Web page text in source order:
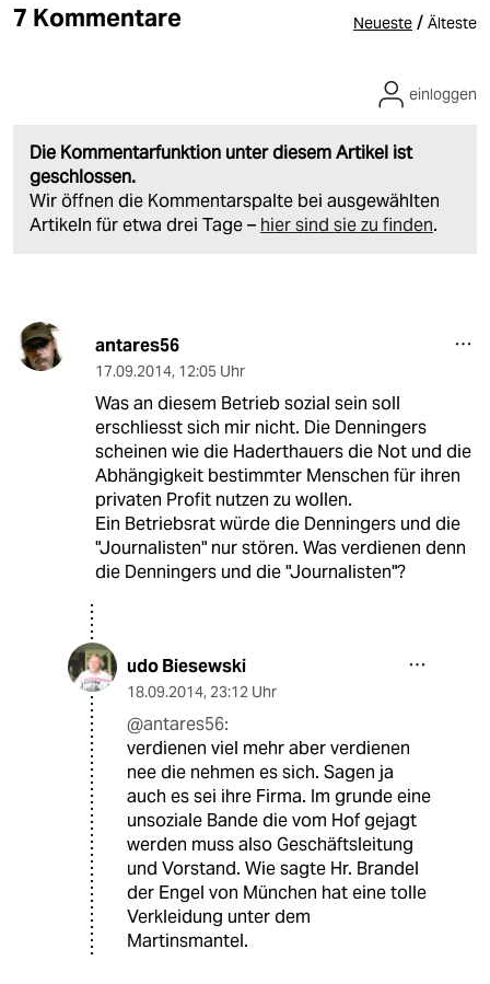
7 Kommentare Neueste / Älteste
Die Kommentarfunktion unter diesem Artikel ist
geschlossen.
Wir öffnen die Kommentarspalte bei ausgewählten
Artikeln für etwa drei Tage – hier sind sie zu finden.
einloggen
antares56
17.09.2014, 12:05 Uhr
Was an diesem Betrieb sozial sein soll
erschliesst sich mir nicht. Die Denningers
scheinen wie die Haderthauers die Not und die
Abhängigkeit bestimmter Menschen für ihren
privaten Profit nutzen zu wollen.
Ein Betriebsrat würde die Denningers und die
"Journalisten" nur stören. Was verdienen denn
die Denningers und die "Journalisten"?
udo Biesewski
18.09.2014, 23:12 Uhr
@antares56:
verdienen viel mehr aber verdienen
nee die nehmen es sich. Sagen ja
auch es sei ihre Firma. Im grunde eine
unsoziale Bande die vom Hof gejagt
werden muss also Geschäftsleitung
und Vorstand. Wie sagte Hr. Brandel
der Engel von München hat eine tolle
Verkleidung unter dem
Martinsmantel.